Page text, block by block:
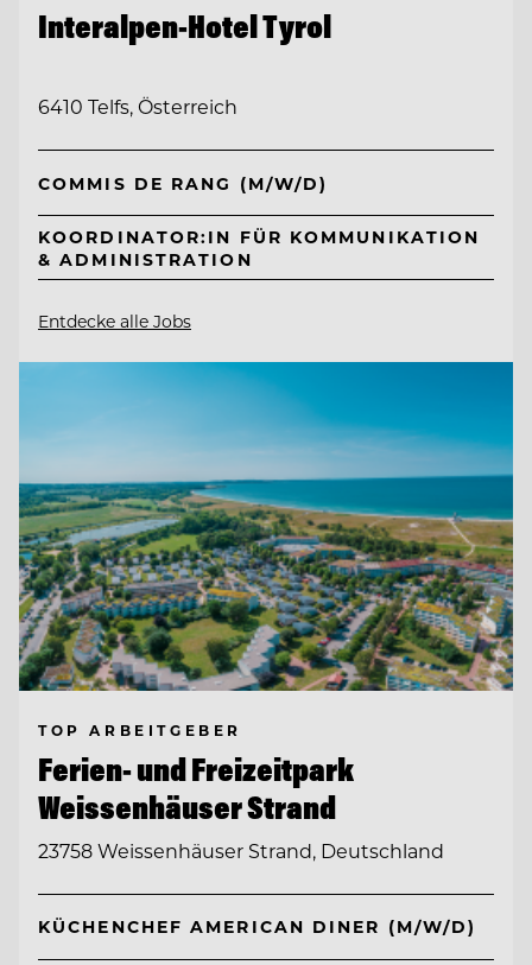
Interalpen-Hotel Tyrol
6410 Telfs, Österreich
COMMIS DE RANG (M/W/D)
KOORDINATOR:IN FÜR KOMMUNIKATION
& ADMINISTRATION
Entdecke alle Jobs
TOP ARBEITGEBER
Ferien- und Freizeitpark
Weissenhäuser Strand
23758 Weissenhäuser Strand, Deutschland
KÜCHENCHEF AMERICAN DINER (M/W/D)